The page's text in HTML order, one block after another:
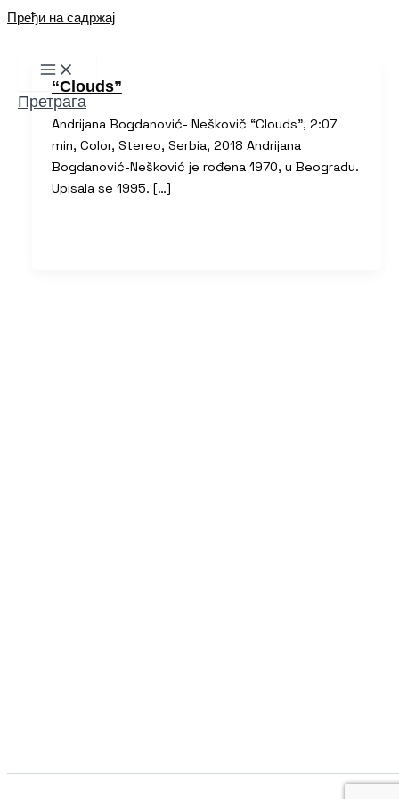
Пређи на садржај
Претрага
“Clouds”
Andrijana Bogdanović- Neškovič “Clouds”, 2:07
min, Color, Stereo, Serbia, 2018 Andrijana
Bogdanović-Nešković je rođena 1970, u Beogradu.
Upisala se 1995. […]